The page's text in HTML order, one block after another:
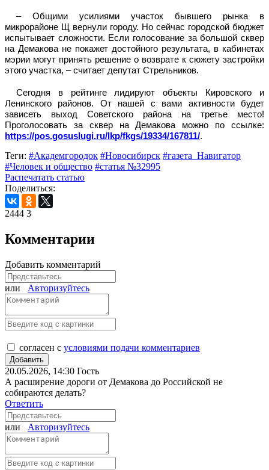
– Общими усилиями участок бывшего рынка в
микрорайоне Щ вернули городу. Но сейчас городской бюджет
испытывает сложности. Если голосование за большой сквер
на Демакова не покажет достойного результата, в кабинетах
мэрии могут принять решение о возврате к сюжету застройки
этого участка, – считает депутат Стрельников.
Сегодня в рейтинге лидируют объекты Кировского и
Ленинского районов. От нашей с вами активности будет
зависеть выход Советского района на третье место!
Проголосовать за сквер на Демакова можно по ссылке:
https://pos.gosuslugi.ru/lkp/fkgs/19334/167811/.
Теги: #Академгородок #Новосибирск #газета_Навигатор
#Человек и общество #статья №32995
Распечатать статью
Поделиться:
2444 3
Комментарии
Добавить комментарий
или Авторизуйтесь
согласен с условиями подачи комментариев
20.05.2026, 14:30 Гость
А расширение дороги от Демакова до Российской не
собираются делать?
Ответить
или Авторизуйтесь